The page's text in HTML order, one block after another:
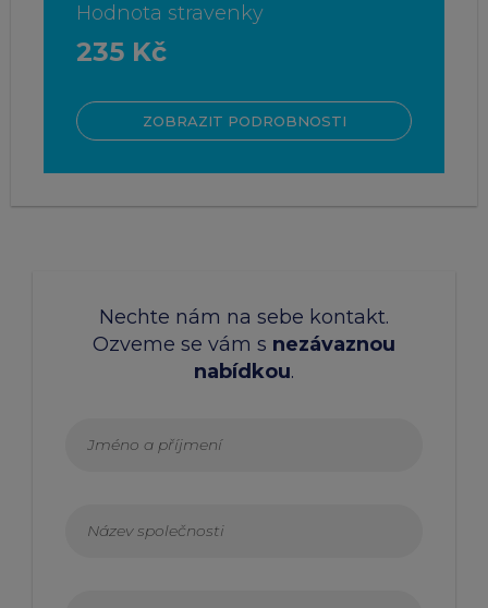
Hodnota stravenky
235 Kč
ZOBRAZIT PODROBNOSTI
Nechte nám na sebe kontakt.
Ozveme se vám s nezávaznou
nabídkou.